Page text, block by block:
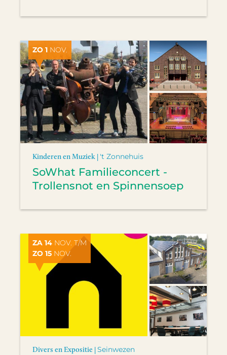
ZO 1 NOV.
Kinderen en Muziek | 't Zonnehuis
SoWhat Familieconcert -
Trollensnot en Spinnensoep
ZA 14 NOV. T/M
ZO 15 NOV.
Divers en Expositie |Seinwezen